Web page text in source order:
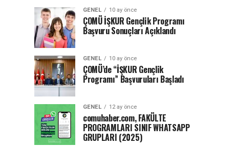
GENEL 10 ay önce
ÇOMÜ İŞKUR Gençlik Programı
Başvuru Sonuçları Açıklandı
GENEL 10 ay önce
ÇOMÜ’de “İŞKUR Gençlik
Programı” Başvuruları Başladı
GENEL 12 ay önce
comuhaber.com, FAKÜLTE
PROGRAMLARI SINIF WHATSAPP
GRUPLARI (2025)